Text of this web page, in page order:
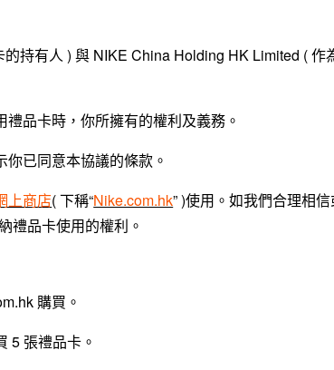
持有人 ) 與 NIKE China Holding HK Limited (
品卡時，你所擁有的權利及義務。
已同意本協議的條款。
上商店( 下稱“Nike.com.hk” )使用。如我們合理相
禮品卡使用的權利。
購買。
5 張禮品卡。